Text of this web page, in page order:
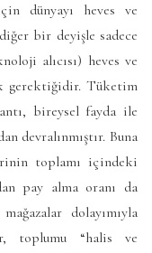
dünyayı heves ve
bir deyişle sadece
alıcısı) heves ve
gerektiğidir. Tüketim
bireysel fayda ile
devralınmıştır. Buna
toplamı içindeki
pay alma oranı da
dolayımıyla
toplumu “halis ve